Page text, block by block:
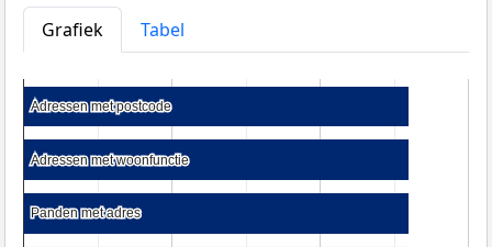
Grafiek
Tabel
Adressen met postcode
Adressen met postcode
Adressen met woonfunctie
Adressen met woonfunctie
Panden met adres
Panden met adres